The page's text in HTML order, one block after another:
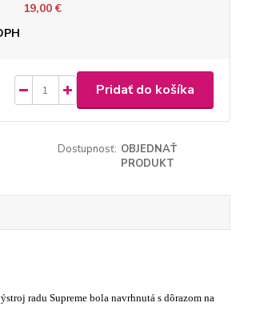
19,00 €
Pridať do košíka
Dostupnosť: OBJEDNAŤ
PRODUKT
radu Supreme bola navrhnutá s dôrazom na